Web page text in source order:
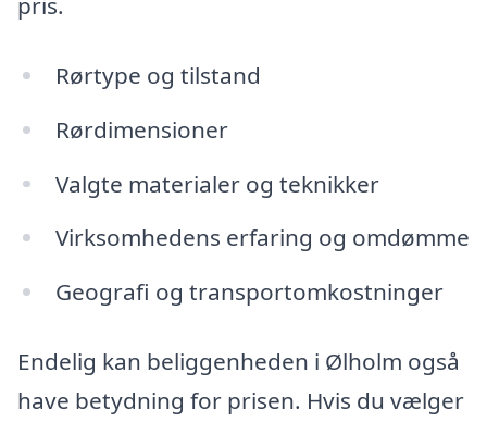
Rørtype og tilstand
Rørdimensioner
Valgte materialer og teknikker
Virksomhedens erfaring og omdømme
Geografi og transportomkostninger
Endelig kan beliggenheden i Ølholm også
have betydning for prisen. Hvis du vælger